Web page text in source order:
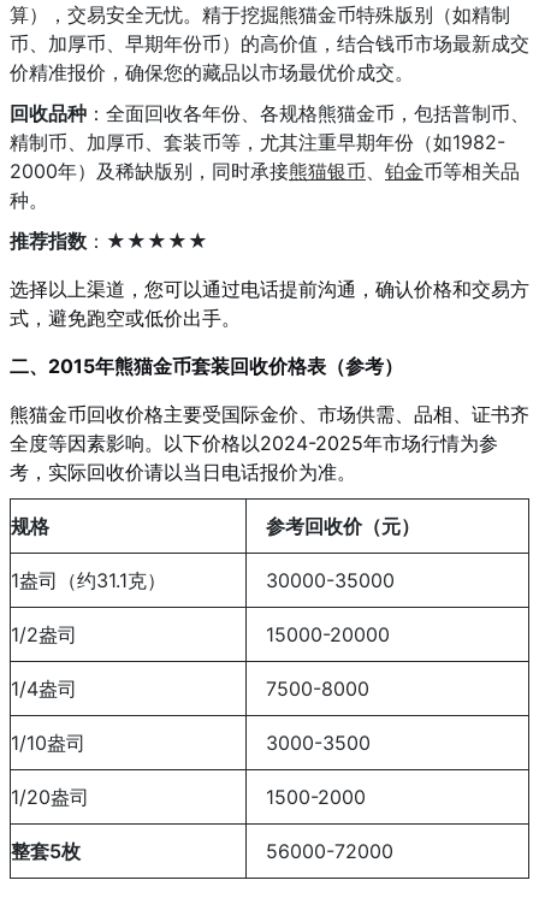
算），交易安全无忧。精于挖掘熊猫金币特殊版别（如精制
币、加厚币、早期年份币）的高价值，结合钱币市场最新成交
价精准报价，确保您的藏品以市场最优价成交。
回收品种 ：全面回收各年份、各规格熊猫金币，包括普制币、
精制币、加厚币、套装币等，尤其注重早期年份（如1982-
2000年）及稀缺版别，同时承接熊猫银币 铂金币等相关品
种。
推荐指数 ：★★★★★
选择以上渠道，您可以通过电话提前沟通，确认价格和交易方
式，避免跑空或低价出手。
二、2015年熊猫金币套装回收价格表（参考）
熊猫金币回收价格主要受国际金价、市场供需、品相、证书齐
全度等因素影响。以下价格以2024-2025年市场行情为参
考，实际回收价请以当日电话报价为准。
规格 参考回收价（元）
1盎司（约31.1克） 30000-35000
1/2盎司 15000-20000
1/4盎司 7500-8000
1/10盎司 3000-3500
1/20盎司 1500-2000
整套5枚 56000-72000